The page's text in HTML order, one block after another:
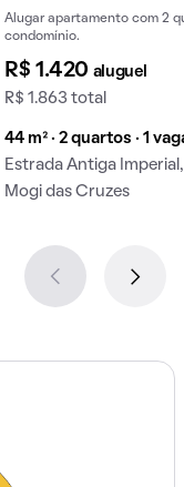
Alugar apartamento com 2
condomínio.
R$ 1.420 aluguel
R$ 1.863 total
44 m² · 2 quartos · 1
Estrada Antiga Imperial,
Mogi das Cruzes